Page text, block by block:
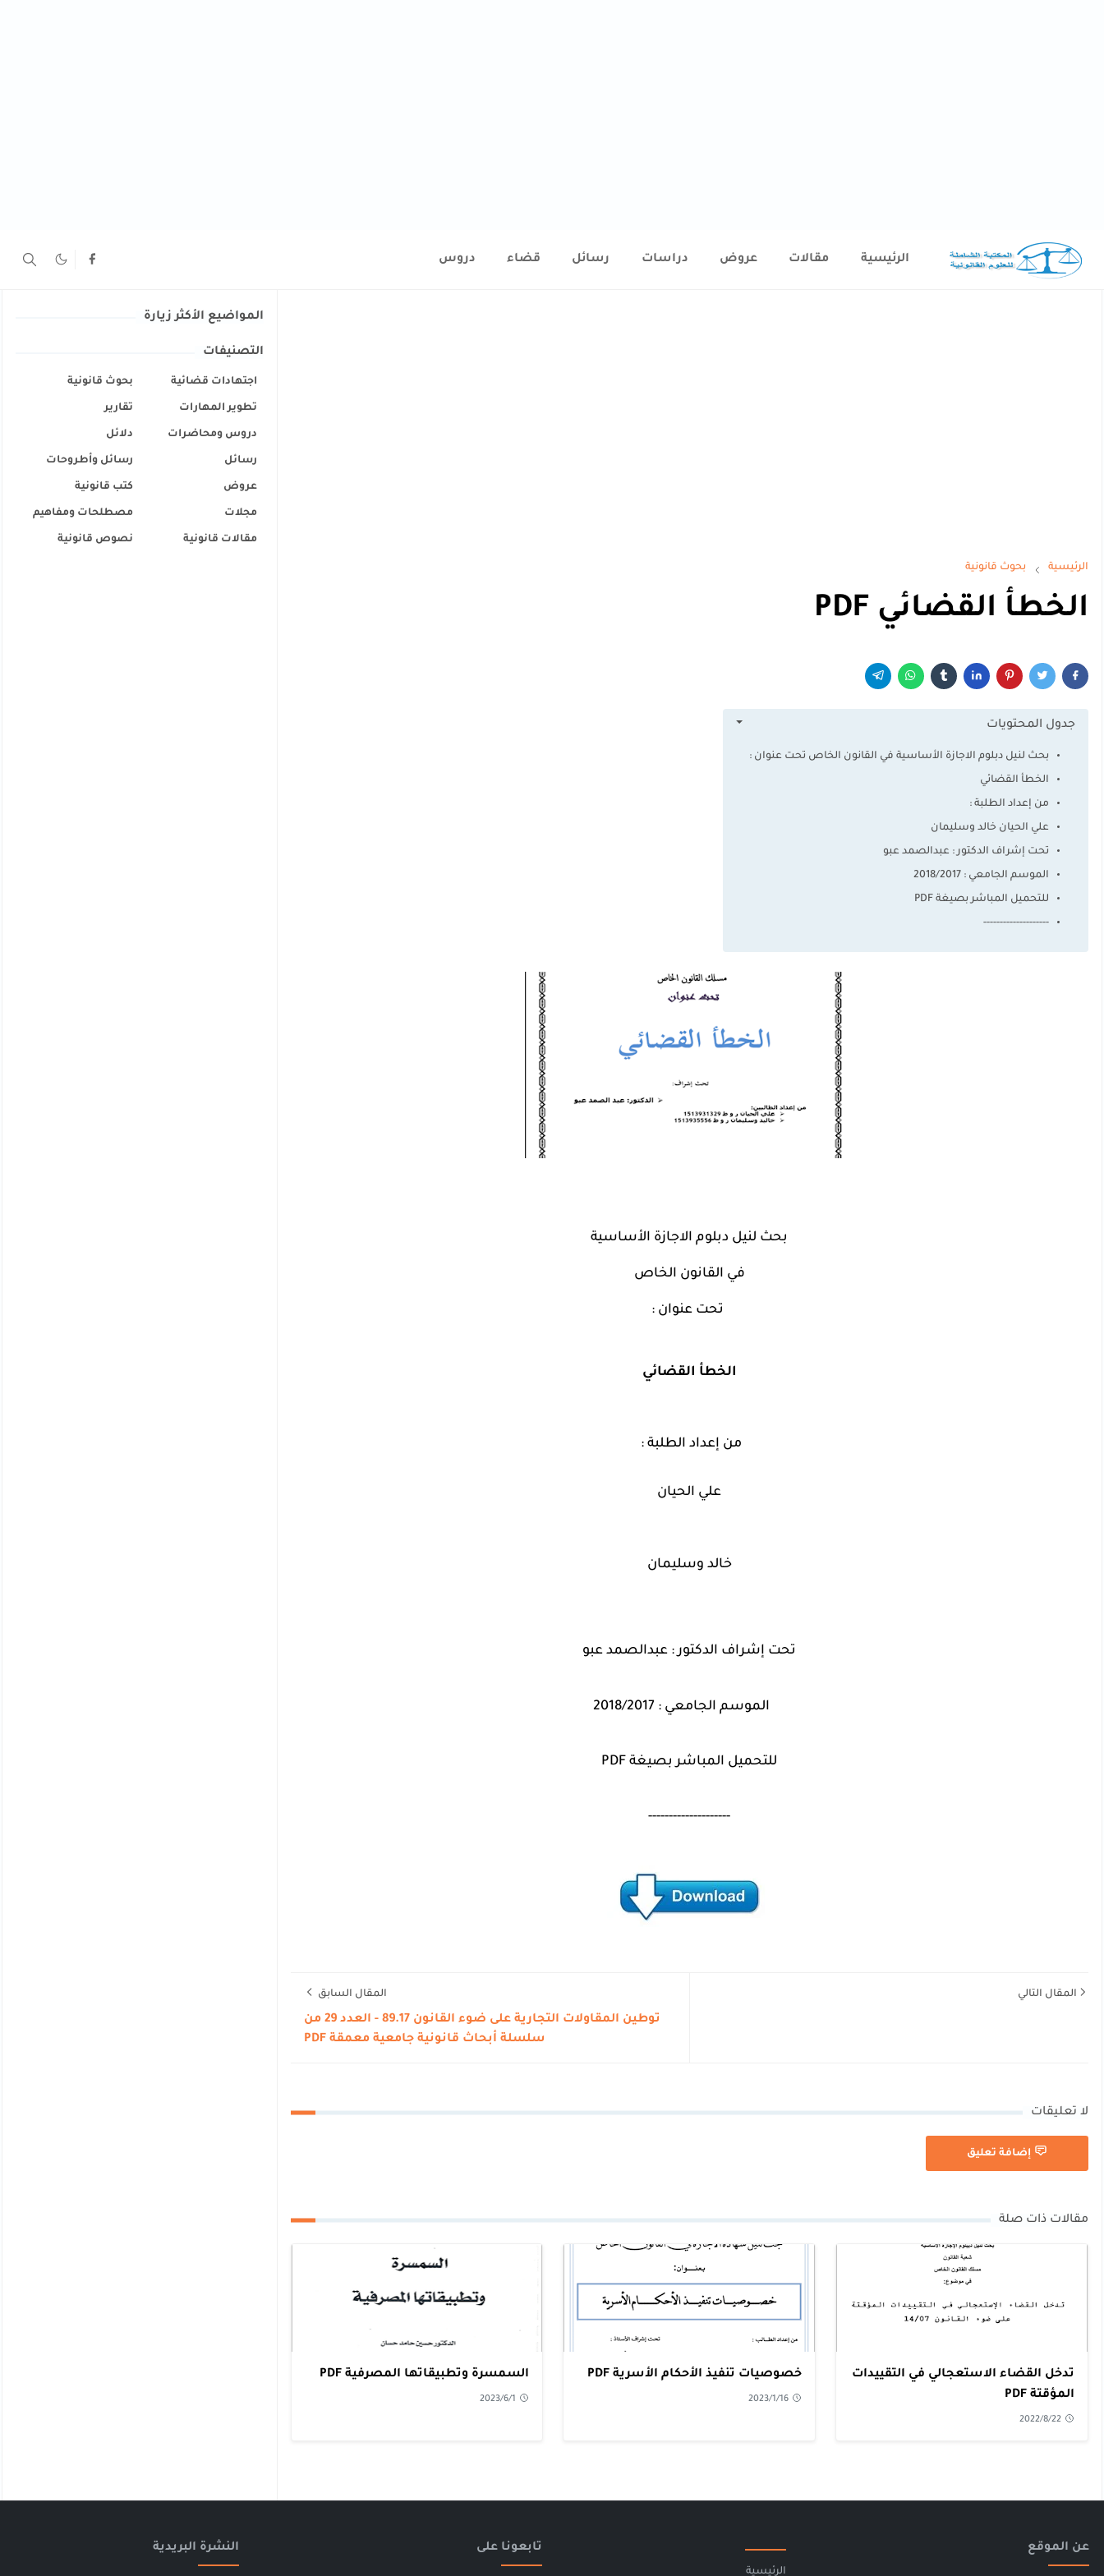
الرئيسية مقالات عروض دراسات رسائل قضاء دروس
الرئيسية بحوث قانونية
الخطأ القضائي PDF
جدول المحتويات
بحث لنيل دبلوم الاجازة الأساسية في القانون الخاص تحت عنوان :
الخطأ القضائي
من إعداد الطلبة :
علي الحيان خالد وسليمان
تحت إشراف الدكتور : عبدالصمد عبو
الموسم الجامعي : 2018/2017
للتحميل المباشر بصيغة PDF
--------------------
بحث لنيل دبلوم الاجازة الأساسية
في القانون الخاص
الخطأ القضائي
من إعداد الطلبة :
علي الحيان
خالد وسليمان
تحت إشراف الدكتور : عبدالصمد عبو
للتحميل المباشر بصيغة PDF
--------------------
المقال التالي المقال السابق
توطين المقاولات التجارية على ضوء القانون 89.17 - العدد 29 من
سلسلة أبحاث قانونية جامعية معمقة PDF
لا تعليقات
إضافة تعليق
مقالات ذات صلة
تدخل القضاء الاستعجالي في التقييدات
المؤقتة PDF
2022/8/22
خصوصيات تنفيذ الأحكام الأسرية PDF
2023/1/16
السمسرة وتطبيقاتها المصرفية PDF
2023/6/1
المواضيع الأكثر زيارة
التصنيفات
اجتهادات قضائية بحوث قانونية
تطوير المهارات تقارير
دروس ومحاضرات دلائل
رسائل رسائل وأطروحات
عروض كتب قانونية
مجلات مصطلحات ومفاهيم
مقالات قانونية نصوص قانونية
عن الموقع
الرئيسية
تابعونا على النشرة البريدية